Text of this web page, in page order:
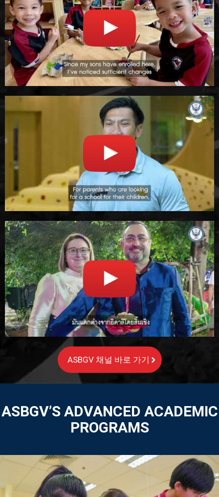
ASBGV 채널 바로 가기
ASBGV’S ADVANCED ACADEMIC
PROGRAMS